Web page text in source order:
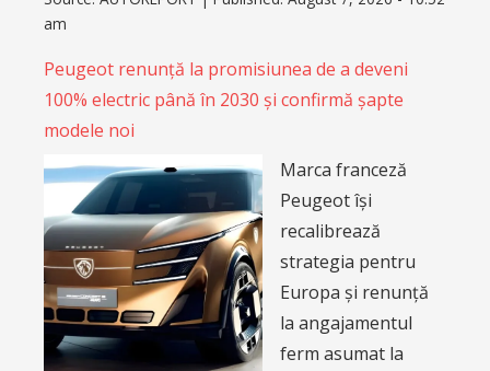
am
Peugeot renunță la promisiunea de a deveni
100% electric până în 2030 și confirmă șapte
modele noi
Marca franceză
Peugeot își
recalibrează
strategia pentru
Europa și renunță
la angajamentul
ferm asumat la